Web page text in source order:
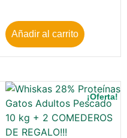
Añadir al carrito
¡Oferta!